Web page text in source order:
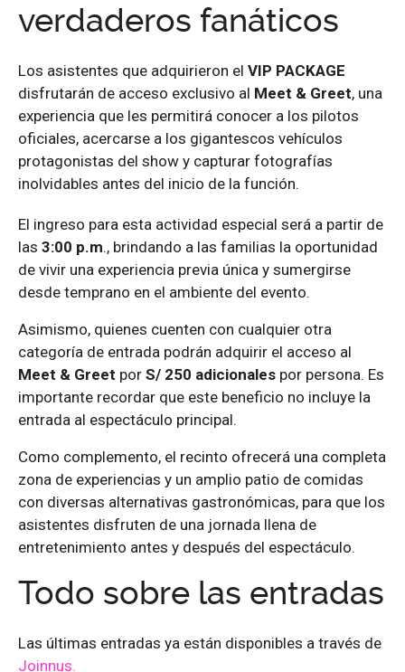
verdaderos fanáticos
Los asistentes que adquirieron el VIP PACKAGE
disfrutarán de acceso exclusivo al Meet & Greet, una
experiencia que les permitirá conocer a los pilotos
oficiales, acercarse a los gigantescos vehículos
protagonistas del show y capturar fotografías
inolvidables antes del inicio de la función.
El ingreso para esta actividad especial será a partir de
las 3:00 p.m., brindando a las familias la oportunidad
de vivir una experiencia previa única y sumergirse
desde temprano en el ambiente del evento.
Asimismo, quienes cuenten con cualquier otra
categoría de entrada podrán adquirir el acceso al
Meet & Greet por S/ 250 adicionales por persona. Es
importante recordar que este beneficio no incluye la
entrada al espectáculo principal.
Como complemento, el recinto ofrecerá una completa
zona de experiencias y un amplio patio de comidas
con diversas alternativas gastronómicas, para que los
asistentes disfruten de una jornada llena de
entretenimiento antes y después del espectáculo.
Todo sobre las entradas
Las últimas entradas ya están disponibles a través de
Joinnus.